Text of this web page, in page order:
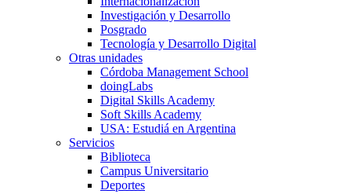
Investigación y Desarrollo
Posgrado
Tecnología y Desarrollo Digital
Otras unidades
Córdoba Management School
doingLabs
Digital Skills Academy
Soft Skills Academy
USA: Estudiá en Argentina
Servicios
Biblioteca
Campus Universitario
Deportes